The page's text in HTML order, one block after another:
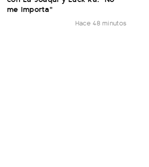
me importa"
Hace 48 minutos